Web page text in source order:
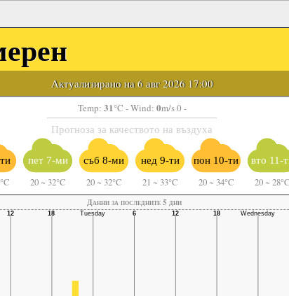
Актуализирано на 6 авг 2026 17:00
Temp: 31°C - Wind: 0m/s 0 -
Прогноза за качеството на въздуха
пет 7-ми
20 ~ 32°C
съб 8-ми
20 ~ 32°C
нед 9-ти
21 ~ 33°C
пон 10-ти
20 ~ 34°C
вто 11-
20 ~
Данни за последните 5 дни